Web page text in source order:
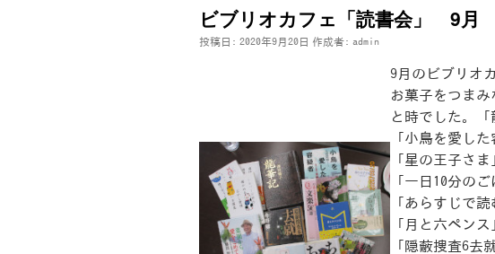
ビブリオカフェ「読書会」 9月
投稿日: 2020年9月20日 作成者: admin
9月のビブリオ
お菓子をつま
と時でした。
「小鳥を愛し
「星の王子さ
「一日10分のご
「あらすじで
「月と六ペン
「隠蔽捜査6去